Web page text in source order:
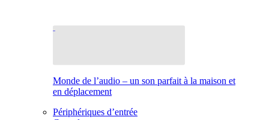
Monde de l’audio – un son parfait à la maison et
en déplacement
Périphériques d’entrée